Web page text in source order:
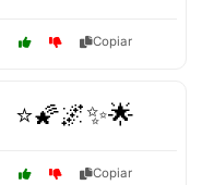
Copiar
⭐🌠🌌✨🌟
Copiar